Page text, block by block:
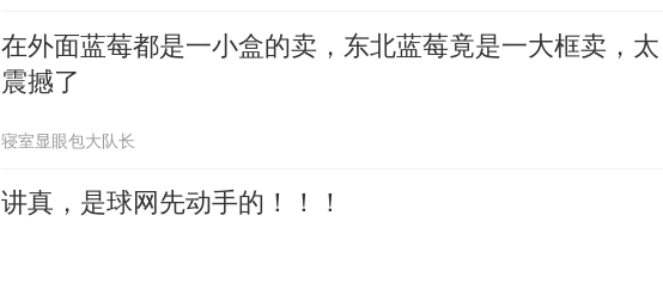
在外面蓝莓都是一小盒的卖，东北蓝莓竟是一大框卖，太
震撼了
寝室显眼包大队长
讲真，是球网先动手的！！！